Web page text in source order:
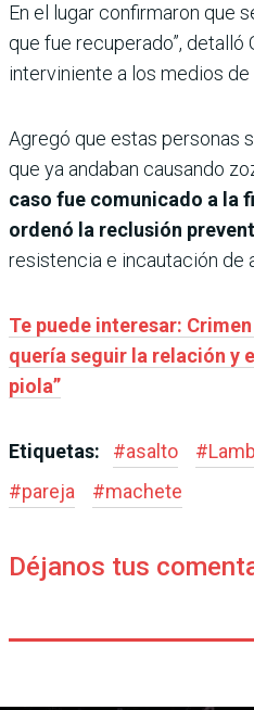
En el lugar confirmaron que
que fue recuperado”, detalló
interviniente a los medios
Agregó que estas personas
que ya andaban causando
caso fue comunicado a la
ordenó la reclusión
resistencia e incautación de
Te puede interesar:
quería seguir la relación y
piola”
Etiquetas: #asalto #
#pareja #machete
Déjanos tus